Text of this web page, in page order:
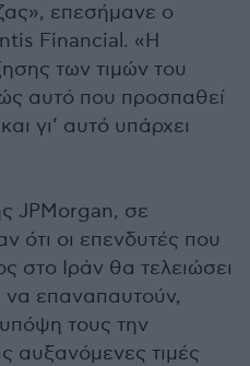
επεσήμανε ο
Financial. «Η
των τιμών του
αυτό που προσπαθεί
γι’ αυτό υπάρχει
JPMorgan, σε
ότι οι επενδυτές που
στο Ιράν θα τελειώσει
να επαναπαυτούν,
τους την
αυξανόμενες τιμές